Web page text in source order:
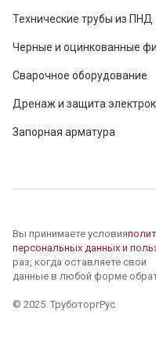
Технические трубы из ПНД
Черные и оцинкованные
Сварочное оборудование
Дренаж и защита
Запорная арматура
Вы принимаете условия
персональных данных и
раз, когда оставляете свои
данные в любой форме
© 2025. ТруботоргРус